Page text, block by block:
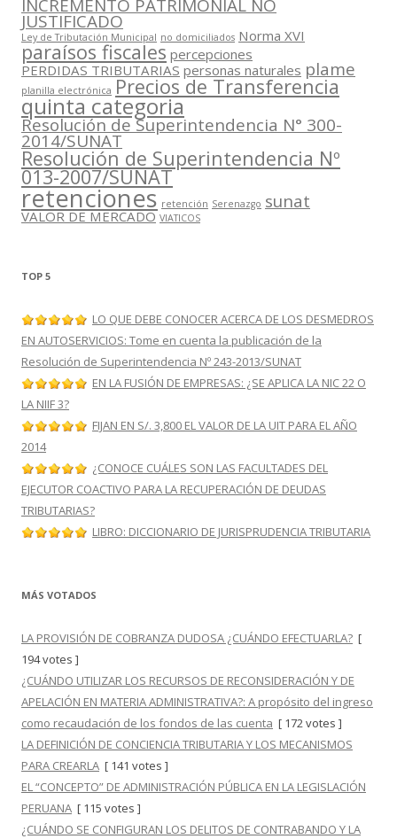
INCREMENTO PATRIMONIAL NO
JUSTIFICADO
Ley de Tributación Municipal no domiciliados Norma XVI
paraísos fiscales percepciones
PERDIDAS TRIBUTARIAS personas naturales plame
planilla electrónica Precios de Transferencia
quinta categoria
Resolución de Superintendencia N° 300-
2014/SUNAT
Resolución de Superintendencia Nº
013-2007/SUNAT
retenciones retención Serenazgo sunat
VALOR DE MERCADO VIATICOS
TOP 5
LO QUE DEBE CONOCER ACERCA DE LOS DESMEDROS
EN AUTOSERVICIOS: Tome en cuenta la publicación de la
Resolución de Superintendencia Nº 243-2013/SUNAT
EN LA FUSIÓN DE EMPRESAS: ¿SE APLICA LA NIC 22 O
LA NIIF 3?
FIJAN EN S/. 3,800 EL VALOR DE LA UIT PARA EL AÑO
2014
¿CONOCE CUÁLES SON LAS FACULTADES DEL
EJECUTOR COACTIVO PARA LA RECUPERACIÓN DE DEUDAS
TRIBUTARIAS?
LIBRO: DICCIONARIO DE JURISPRUDENCIA TRIBUTARIA
MÁS VOTADOS
LA PROVISIÓN DE COBRANZA DUDOSA ¿CUÁNDO EFECTUARLA? [
194 votes ]
¿CUÁNDO UTILIZAR LOS RECURSOS DE RECONSIDERACIÓN Y DE
APELACIÓN EN MATERIA ADMINISTRATIVA?: A propósito del ingreso
como recaudación de los fondos de las cuenta [ 172 votes ]
LA DEFINICIÓN DE CONCIENCIA TRIBUTARIA Y LOS MECANISMOS
PARA CREARLA [ 141 votes ]
EL “CONCEPTO” DE ADMINISTRACIÓN PÚBLICA EN LA LEGISLACIÓN
PERUANA [ 115 votes ]
¿CUÁNDO SE CONFIGURAN LOS DELITOS DE CONTRABANDO Y LA